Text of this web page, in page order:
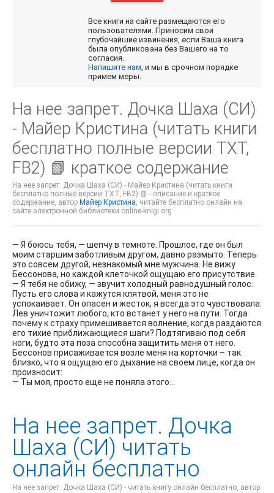
Все книги на сайте размещаются его
пользователями. Приносим свои
глубочайшие извинения, если Ваша книга
была опубликована без Вашего на то
согласия.
Напишите нам , и мы в срочном порядке
примем меры.
На нее запрет. Дочка Шаха (СИ)
- Майер Кристина (читать книги
бесплатно полные версии TXT,
FB2) 📗 краткое содержание
На нее запрет. Дочка Шаха (СИ) - Майер Кристина (читать книги
бесплатно полные версии TXT, FB2) 📗 - описание и краткое
содержание, автор Майер Кристина, читайте бесплатно онлайн на
сайте электронной библиотеки online-knigi.org
— Я боюсь тебя, — шепчу в темноте. Прошлое, где он был
моим старшим заботливым другом, давно размыто. Теперь
это совсем другой, незнакомый мне мужчина. Не вижу
Бессонова, но каждой клеточкой ощущаю его присутствие.
— Я тебя не обижу, — звучит холодный равнодушный голос.
Пусть его слова и кажутся клятвой, меня это не
успокаивает. Он опасен и жесток, я всегда это чувствовала.
Лев уничтожит любого, кто встанет у него на пути. Тогда
почему к страху примешивается волнение, когда раздаются
его тихие приближающиеся шаги? Подтягиваю под себя
ноги, будто эта поза способна защитить меня от него.
Бессонов присаживается возле меня на корточки – так
близко, что я ощущаю его дыхание на своем лице, когда он
произносит:
— Ты моя, просто еще не поняла этого…
На нее запрет. Дочка
Шаха (СИ) читать
онлайн бесплатно
На нее запрет. Дочка Шаха (СИ) - читать книгу онлайн бесплатно, автор